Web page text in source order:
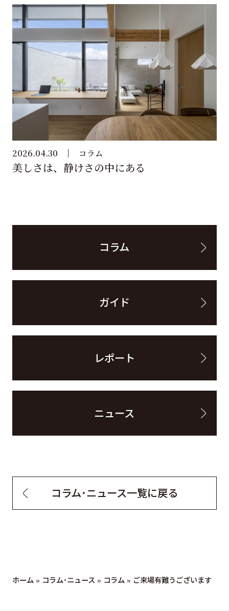
2026.04.30 コラム
美しさは、静けさの中にある
コラム
ガイド
レポート
ニュース
コラム・ニュース一覧に戻る
ホーム » コラム・ニュース » コラム » ご来場有難うございます